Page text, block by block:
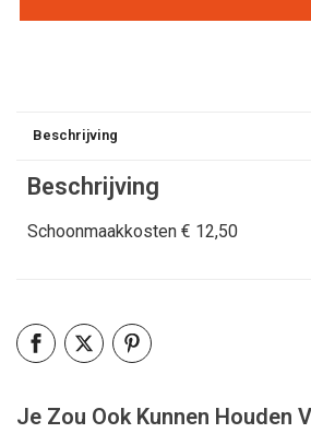
Beschrijving
Beschrijving
Schoonmaakkosten € 12,50
Je Zou Ook Kunnen Houden